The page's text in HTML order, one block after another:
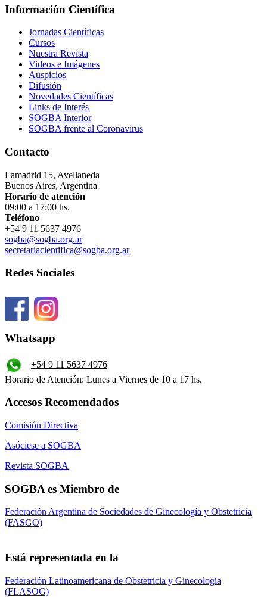
Información Científica
Jornadas Científicas
Cursos
Nuestra Revista
Videos e Imágenes
Auspicios
Difusión
Novedades Científicas
Links de Interés
SOGBA Interior
SOGBA frente al Coronavirus
Contacto
Lamadrid 15, Avellaneda
Buenos Aires, Argentina
Horario de atención
09:00 a 17:00 hs.
Teléfono
+54 9 11 5637 4976
sogba@sogba.org.ar
secretariacientifica@sogba.org.ar
Redes Sociales
Whatsapp
+54 9 11 5637 4976
Horario de Atención: Lunes a Viernes de 10 a 17 hs.
Accesos Recomendados
Comisión Directiva
Asóciese a SOGBA
Revista SOGBA
SOGBA es Miembro de
Federación Argentina de Sociedades de Ginecología y Obstetricia
(FASGO)
Está representada en la
Federación Latinoamericana de Obstetricia y Ginecología
(FLASOG)